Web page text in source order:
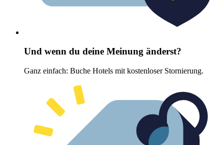
Und wenn du deine Meinung änderst?
Ganz einfach: Buche Hotels mit kostenloser Stornierung.